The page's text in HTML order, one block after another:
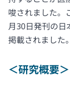
唆されました。
月30日発刊の日
掲載されました。
＜研究概要＞